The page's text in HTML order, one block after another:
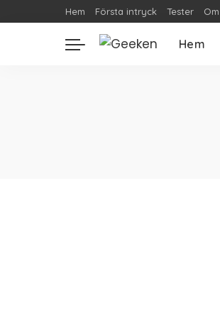
Hem Första intryck Tester
Hem